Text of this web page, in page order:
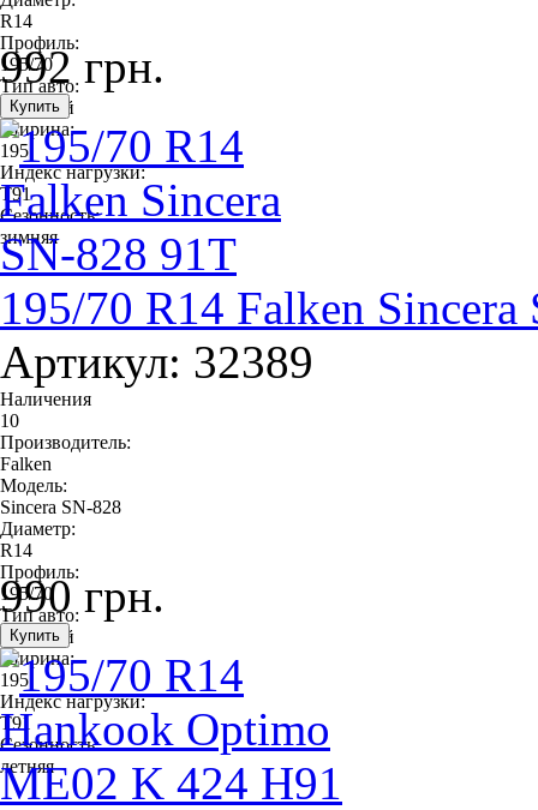
R14
Профиль:
195/70
Тип авто:
легковой
Ширина:
195
Индекс нагрузки:
T91
Сезонность:
зимняя
992 грн.
195/70 R14 Falken
Артикул: 32389
Наличения
10
Производитель:
Falken
Модель:
Sincera SN-828
Диаметр:
R14
Профиль:
195/70
Тип авто:
легковой
Ширина:
195
Индекс нагрузки:
T91
Сезонность:
летняя
990 грн.